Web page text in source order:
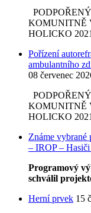
KOMUNITNĚ
HOLICKO
Pořízení
ambulantního
08 červenec
KOMUNITNĚ
HOLICKO
Známe
– IROP –
Programový
schválil
Herní prvek 15